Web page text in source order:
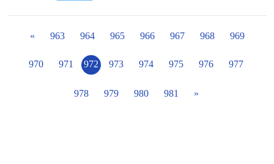
« 963 964 965 966 967 968 969
970 971 972 973 974 975 976 977
978 979 980 981 »